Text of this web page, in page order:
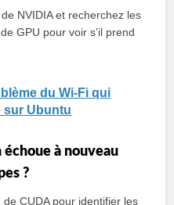
NVIDIA et recherchez les
GPU pour voir s’il prend
du Wi-Fi qui
sur Ubuntu
à nouveau
?
de CUDA pour identifier les